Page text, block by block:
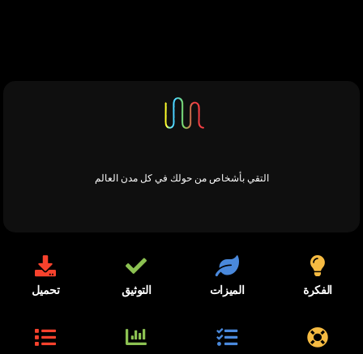
التقي بأشخاص من حولك في كل مدن العالم
الفكرة الميزات التوثيق تحميل